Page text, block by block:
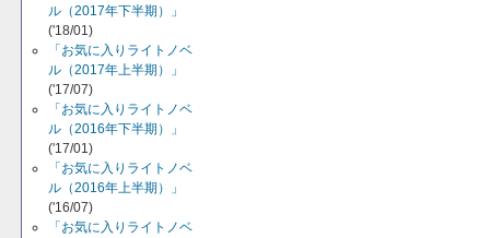
ル（2017年下半期）」
('18/01)
「お気に入りライトノベ
ル（2017年上半期）」
('17/07)
「お気に入りライトノベ
ル（2016年下半期）」
('17/01)
「お気に入りライトノベ
ル（2016年上半期）」
('16/07)
「お気に入りライトノベ